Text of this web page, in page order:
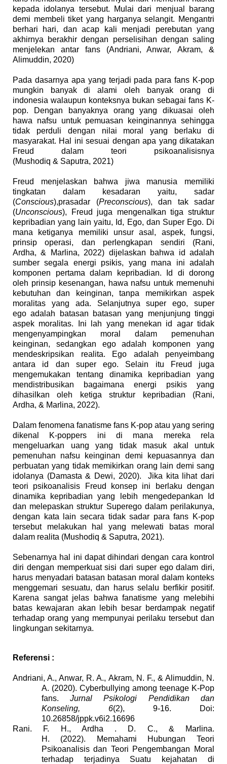
kepada idolanya tersebut. Mulai dari menjual barang
demi membeli tiket yang harganya selangit. Mengantri
berhari hari, dan acap kali menjadi perebutan yang
akhirnya berakhir dengan perselisihan dengan saling
menjelekan antar fans (Andriani, Anwar,Akram,&
A limuddin, 2020)
Pada dasarnya apa yang terjadi pada para fans K-pop
mungkin banyak di alami oleh banyak orang di
indonesia walaupun konteksnya bukan sebagai fans K-
pop. Dengan banyaknya orang yang dikuasai oleh
hawa nafsu untuk pemuasan keinginannya sehingga
tidak perduli dengan nilai moral yang berlaku di
masyarakat. Hal ini sesuai dengan apa yang dikatakan
Freud dalam teori psikoanalisisnya
(Mushodiq & Saputra, 2021)
Freud menjelaskan bahwa jiwa manusia memiliki
tingkatan dalam kesadaran yaitu, sadar
(Conscious),prasadar (Preconscious), dan tak sadar
(Unconscious), Freud juga mengenalkan tiga struktur
kepribadian yang lain yaitu, Id, Ego, dan Super Ego. Di
mana ketiganya memiliki unsur asal, aspek, fungsi,
prinsip operasi, dan perlengkapan sendiri (Rani,
Ardha,& Marlina, 2022) dijelaskan bahwa id adalah
sumber segala energi psikis, yang mana ini adalah
komponen pertama dalam kepribadian. Id di dorong
oleh prinsip kesenangan, hawa nafsu untuk memenuhi
kebutuhan dan keinginan, tanpa memikirkan aspek
moralitas yang ada. Selanjutnya superego,super
egoadalah batasan batasan yang menjunjung tinggi
aspek moralitas. Ini lah yang menekan id agar tidak
mengenyampingkan moral dalam pemenuhan
keinginan, sedangkan ego adalah komponen yang
mendeskripsikan realita. Ego adalah penyeimbang
antara id dan super ego. Selain itu Freud juga
mengemukakan tentang dinamika kepribadian yang
mendistribusikan bagaimana energi psikis yang
dihasilkan oleh ketiga struktur kepribadian
(Rani,
Ardha, & Marlina, 2022).
Dalam fenomena fanatisme fans K-pop atau yang sering
dikenal K-poppers ini di
mana mereka rela
mengeluarkan uang yang tidak masuk akal untuk
pemenuhan nafsu keinginan demi kepuasannya dan
perbuatan yang tidak memikirkan orang lain demi sang
idolanya (Damasta & Dewi, 2020).Jika kita lihat dari
teori psikoanalisis
Freud konsep ini berlaku dengan
dinamika kepribadian yang lebih mengedepankan
d
dan melepaskan struktur Superego dalam perilakunya,
dengan kata lain secara tidak sadar para fans K-pop
tersebut melakukan hal yang melewati batas moral
dalam realita (Mushodiq & Saputra, 2021).
Sebenarnya hal ini dapat dihindari dengan cara kontrol
diri dengan memperkuat sisi dari super ego dalam diri,
harus menyadari batasan batasan moral dalam konteks
menggemari sesuatu, dan harus selalu berfikir positif.
Karena sangat jelas bahwa fanatisme yang melebihi
batas kewajaran akan lebih besar berdampak negatif
terhadap orang yang mempunyai perilaku tersebut dan
lingkungan sekitarnya.
Referensi :
Andriani, A., Anwar, R. A., Akram, N. F., & Alimuddin, N.
A. (2020). Cyberbullying among teenage K-Pop
fans.Jurnal Psikologi Pendidikan dan
Konseling, 6(2), 9-16. Doi:
10.26858/jppk.v6i2.16696
Rani. F. H., Ardha . D. C., &
Marlina.
H . (2022).
Memahami Hubungan Teori
Psikoanalisis dan Teori Pengembangan Moral
terhadap terjadinya Suatu kejahatan di